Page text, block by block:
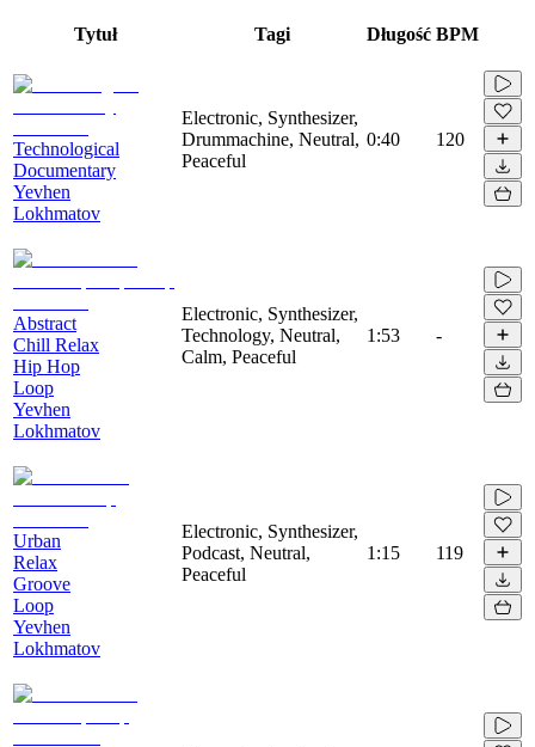
Tytuł Tagi Długość BPM
Technological
Documentary
Yevhen
Lokhmatov
Electronic, Synthesizer,
Drummachine, Neutral,
Peaceful
0:40 120
Abstract
Chill Relax
Hip Hop
Loop
Yevhen
Lokhmatov
Electronic, Synthesizer,
Technology, Neutral,
Calm, Peaceful
1:53 -
Urban
Relax
Groove
Loop
Yevhen
Lokhmatov
Electronic, Synthesizer,
Podcast, Neutral,
Peaceful
1:15 119